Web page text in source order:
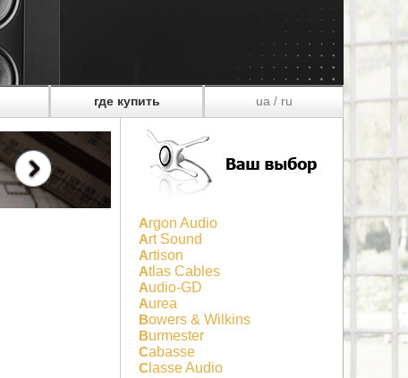
где купить ua/ ru
Argon Audio
Art Sound
Artison
Atlas Cables
Audio-GD
Aurea
Bowers & Wilkins
Burmester
Cabasse
Classe Audio